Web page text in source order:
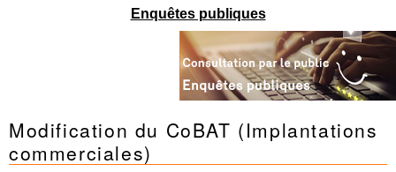
Enquêtes publiques
Modification du CoBAT (Implantations
commerciales)